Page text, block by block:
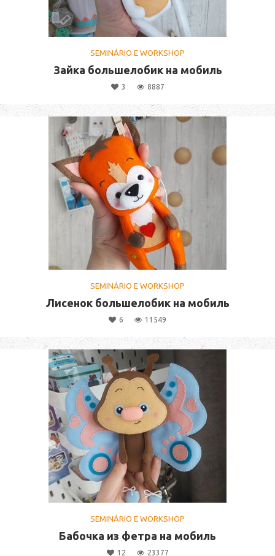
SEMINÁRIO E WORKSHOP
Зайка большелобик на мобиль
3 8887
SEMINÁRIO E WORKSHOP
Лисенок большелобик на мобиль
6 11549
SEMINÁRIO E WORKSHOP
Бабочка из фетра на мобиль
12 23377